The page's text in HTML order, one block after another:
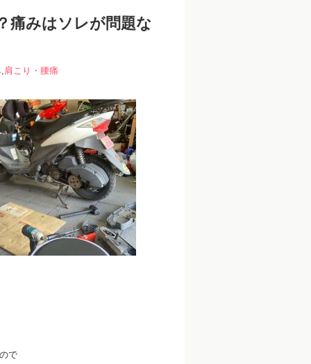
痛みはソレが問題な
,肩こり・腰痛
で